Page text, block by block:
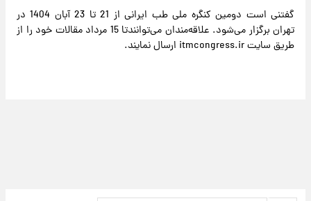
گفتنی است دومین کنگره ملی طب ایرانی از 21 تا 23 آبان 1404 در
تهران برگزار می‌شود. علاقه‌مندان می‌توانندتا 15 مرداد مقالات خود را از
طریق سایت itmcongress.ir ارسال نمایند.